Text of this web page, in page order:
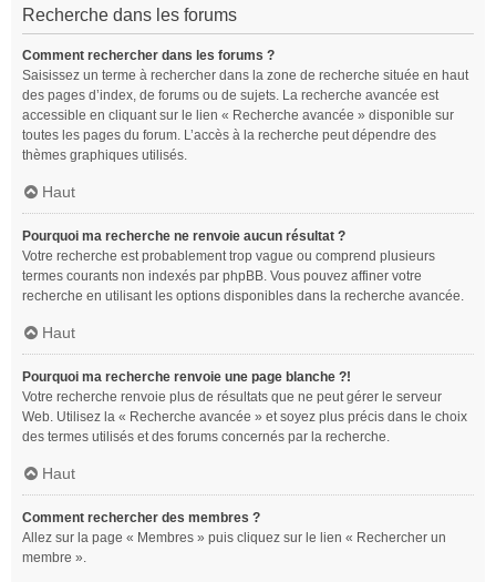
Recherche dans les forums
Comment rechercher dans les forums ?
Saisissez un terme à rechercher dans la zone de recherche située en haut
des pages d’index, de forums ou de sujets. La recherche avancée est
accessible en cliquant sur le lien « Recherche avancée » disponible sur
toutes les pages du forum. L’accès à la recherche peut dépendre des
thèmes graphiques utilisés.
Haut
Pourquoi ma recherche ne renvoie aucun résultat ?
Votre recherche est probablement trop vague ou comprend plusieurs
termes courants non indexés par phpBB. Vous pouvez affiner votre
recherche en utilisant les options disponibles dans la recherche avancée.
Haut
Pourquoi ma recherche renvoie une page blanche ?!
Votre recherche renvoie plus de résultats que ne peut gérer le serveur
Web. Utilisez la « Recherche avancée » et soyez plus précis dans le choix
des termes utilisés et des forums concernés par la recherche.
Haut
Comment rechercher des membres ?
Allez sur la page « Membres » puis cliquez sur le lien « Rechercher un
membre ».